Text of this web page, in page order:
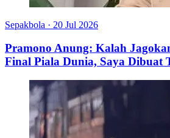
Sepakbola · 20 Jul 2026
Pramono Anung: Kalah
Final Piala Dunia, Saya Dibuat